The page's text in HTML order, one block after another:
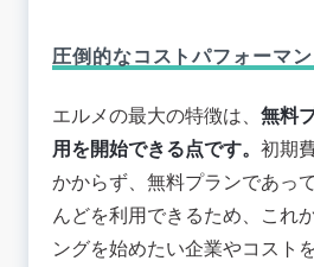
圧倒的なコストパフォーマ
エルメの最大の特徴は、 無料
用を開始できる点です。 初期
かからず、無料プランであっ
んどを利用できるため、 これ
ングを始めたい企業やコスト